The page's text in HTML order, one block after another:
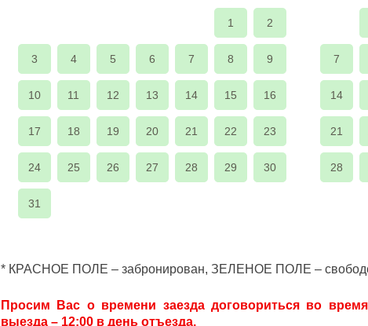
1 2
3 4 5 6 7 8 9
10 11 12 13 14 15 16
17 18 19 20 21 22 23
24 25 26 27 28 29 30
31
7
14
21
28
* КРАСНОЕ ПОЛЕ – забронирован, ЗЕЛЕНОЕ ПОЛЕ –
Просим Вас о времени заезда договориться во
выезда – 12:00 в день отъезда.